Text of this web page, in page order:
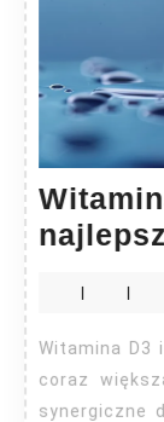
| |
Witamina D3 i K2 to para nutrientów, która zyskuje
coraz
synergiczne